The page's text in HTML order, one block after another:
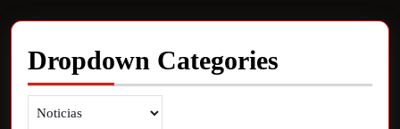
Dropdown Categories